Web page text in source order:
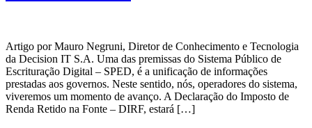
Artigo por Mauro Negruni, Diretor de Conhecimento e Tecnologia
da Decision IT S.A. Uma das premissas do Sistema Público de
Escrituração Digital – SPED, é a unificação de informações
prestadas aos governos. Neste sentido, nós, operadores do sistema,
viveremos um momento de avanço. A Declaração do Imposto de
Renda Retido na Fonte – DIRF, estará […]